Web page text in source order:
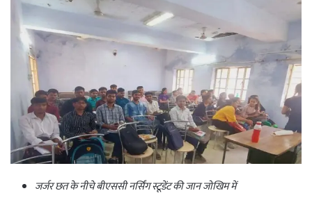
जर्जर छत के नीचे बीएससी नर्सिंग स्टूडेंट की जान जोखिम में